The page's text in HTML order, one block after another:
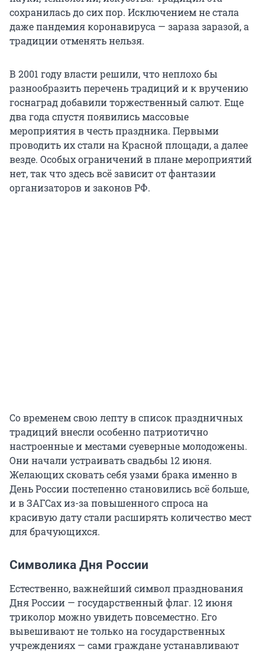
сохранилась до сих пор. Исключением не стала
даже пандемия коронавируса — зараза заразой, а
традиции отменять нельзя.
В 2001 году власти решили, что неплохо бы
разнообразить перечень традиций и к вручению
госнаград добавили торжественный салют. Еще
два года спустя появились массовые
мероприятия в честь праздника. Первыми
проводить их стали на Красной площади, а далее
везде. Особых ограничений в плане мероприятий
нет, так что здесь всё зависит от фантазии
организаторов и законов РФ.
Со временем свою лепту в список праздничных
традиций внесли особенно патриотично
настроенные и местами суеверные молодожены.
Они начали устраивать свадьбы 12 июня.
Желающих сковать себя узами брака именно в
День России постепенно становились всё больше,
и в ЗАГСах из-за повышенного спроса на
красивую дату стали расширять количество мест
для брачующихся.
Символика Дня России
Естественно, важнейший символ празднования
Дня России — государственный флаг. 12 июня
триколор можно увидеть повсеместно. Его
вывешивают не только на государственных
учреждениях — сами граждане устанавливают